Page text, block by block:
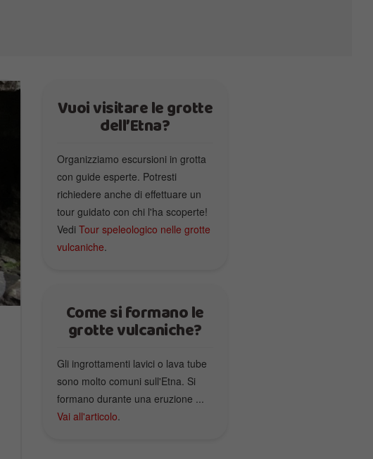
Vuoi visitare le grotte
dell’Etna?
Organizziamo escursioni in grotta
con guide esperte. Potresti
richiedere anche di effettuare un
tour guidato con chi l'ha scoperte!
Vedi Tour speleologico nelle grotte
vulcaniche.
Come si formano le
grotte vulcaniche?
Gli ingrottamenti lavici o lava tube
sono molto comuni sull'Etna. Si
formano durante una eruzione ...
Vai all'articolo.